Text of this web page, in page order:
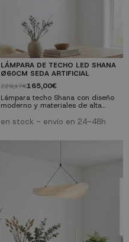
LÁMPARA DE TECHO LED SHANA
Ø60CM SEDA ARTIFICIAL
229,17€165,00€
Lámpara techo Shana con diseño
moderno y materiales de alta
Perfecta para salones, comedores
duraderos ✓ Fácil instalación:
Incluye instrucciones y herrajes
en stock - envío en 24-48h